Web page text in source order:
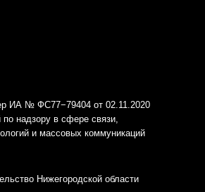
ИА № ФС77−79404 от 02.11.2020
надзору в сфере связи,
и массовых коммуникаций
Нижегородской области